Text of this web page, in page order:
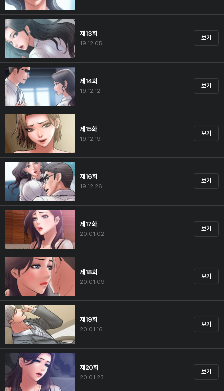
제13화
19.12.05
보기
제14화
19.12.12
보기
제15화
19.12.19
보기
제16화
19.12.26
보기
제17화
20.01.02
보기
제18화
20.01.09
보기
제19화
20.01.16
보기
제20화
20.01.23
보기